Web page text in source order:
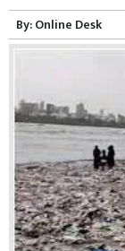
By:Online Desk